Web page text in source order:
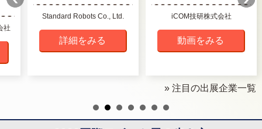
iCOM技研株式会社
動画をみる
ドイツ貿易・投資振興機関
（GTAI）
動画をみる
» 注目の出展企業一覧